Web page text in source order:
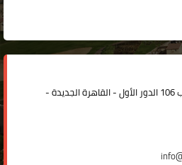
مدينة الرحاب المبنى الإداري مكتب 106 الدور الأول - القاهرة الجديدة -